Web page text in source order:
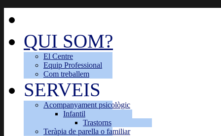
QUI SOM?
El Centre
Equip Professional
Com treballem
SERVEIS
Acompanyament psicològic
Infantil
Trastorns
Teràpia de parella o familiar